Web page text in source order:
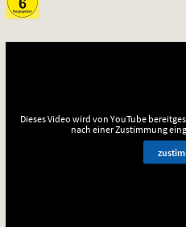
Dieses Video wird von YouTube
nach einer Zustimmung